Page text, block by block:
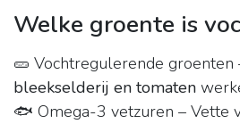
Welke groente is
🥒 Vochtregulerende groenten
bleekselderij en tomaten
🐟 Omega-3 vetzuren – Vette